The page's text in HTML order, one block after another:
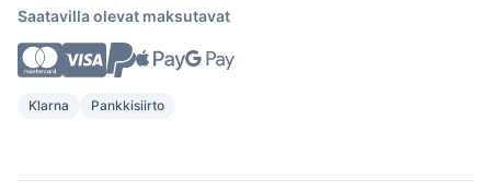
Saatavilla olevat maksutavat
Klarna Pankkisiirto